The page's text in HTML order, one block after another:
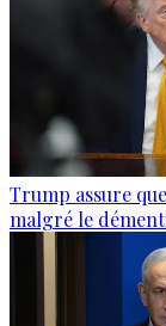
Trump assure
malgré le